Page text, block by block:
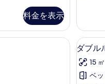
料金を表示
の
写
真
を
ー
ム
の
詳
細
ルーム | アイロン / アイロン台、
ダ
ブ
ル
7
ダブル
15 ㎡
ベッ